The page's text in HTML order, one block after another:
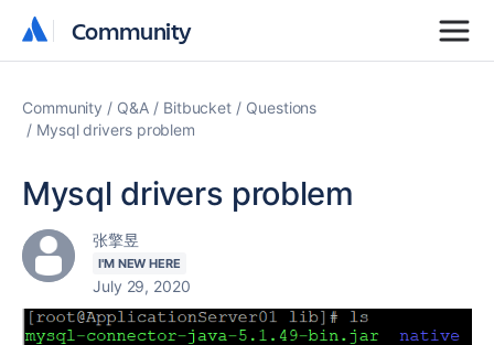
Community
Community
Community Q&A Bitbucket
Questions
Mysql drivers problem
Mysql drivers problem
张擎昱
I'M NEW HERE
July 29, 2020